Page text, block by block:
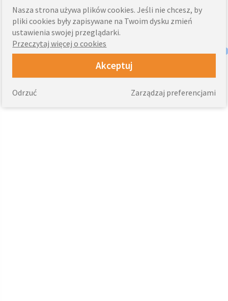
Nasza strona używa plików cookies. Jeśli nie chcesz, by
pliki cookies były zapisywane na Twoim dysku zmień
ustawienia swojej przeglądarki.
Przeczytaj więcej o cookies
Akceptuj
Zarządzaj preferencjami
Odrzuć